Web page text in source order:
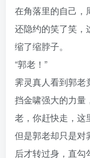
在角落里的自己，
还隐约的笑了笑，
缩了缩脖子。
“郭老！”
霁灵真人看到郭老
挡金啸强大的力量
老，你赶快走，这
但是郭老却只是对
后才转过身，直勾